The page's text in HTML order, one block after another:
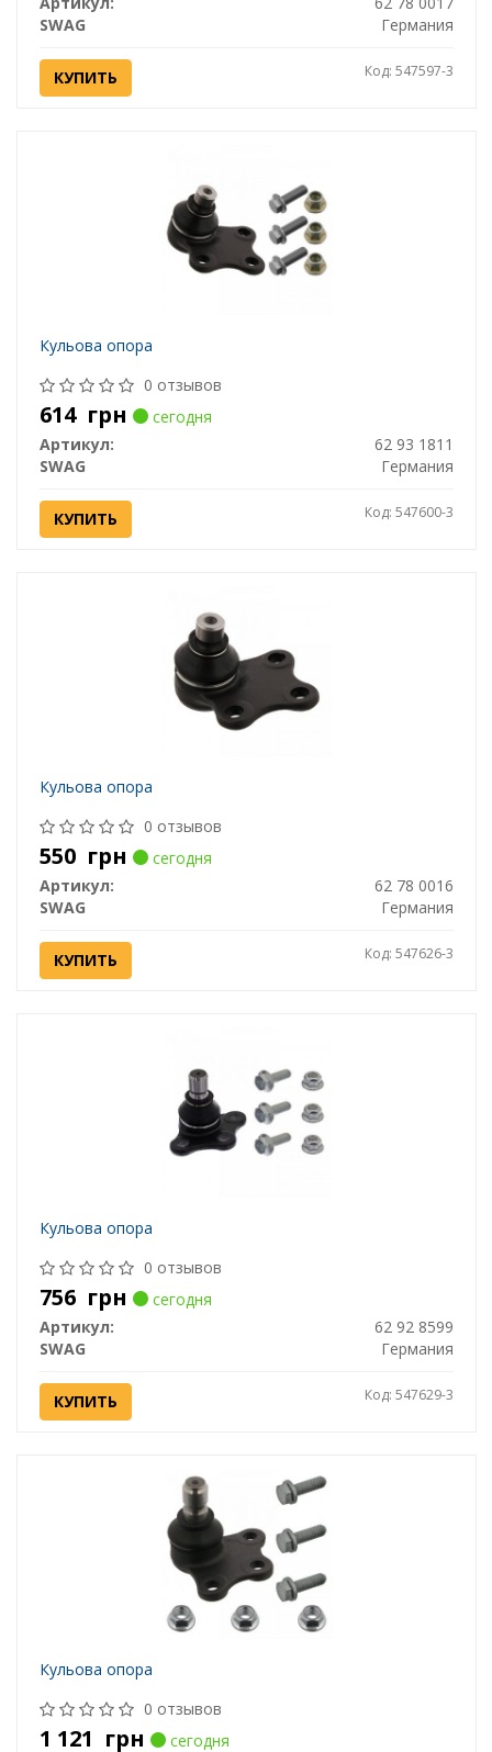
SWAG
Германия
КУПИТЬ Код: 547597-3
Кульова опора
0 отзывов
614 грн
сегодня
Артикул:
62 93 1811
SWAG
Германия
КУПИТЬ Код: 547600-3
Кульова опора
0 отзывов
550 грн
сегодня
Артикул:
62 78 0016
SWAG
Германия
КУПИТЬ Код: 547626-3
Кульова опора
0 отзывов
756 грн
сегодня
Артикул:
62 92 8599
SWAG
Германия
КУПИТЬ Код: 547629-3
Кульова опора
0 отзывов
1 121 грн
сегодня